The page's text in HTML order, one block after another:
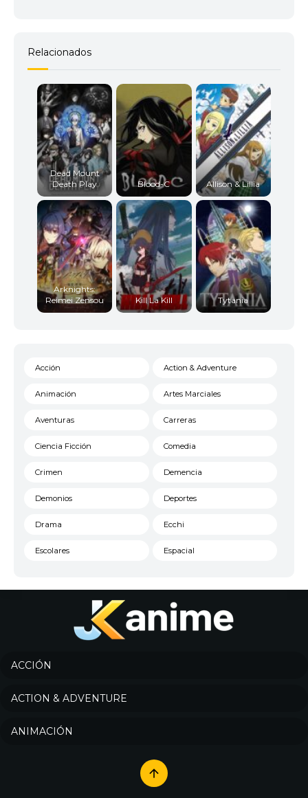
Relacionados
Dead Mount
Death Play
Blood-C Allison & Lillia
Arknights:
Reimei Zensou
Kill La Kill Tytania
Acción Action & Adventure
Animación Artes Marciales
Aventuras Carreras
Ciencia Ficción Comedia
Crimen Demencia
Demonios Deportes
Drama Ecchi
Escolares Espacial
Historico
Josei
Música
Romance
ACCIÓN
ACTION & ADVENTURE
ANIMACIÓN